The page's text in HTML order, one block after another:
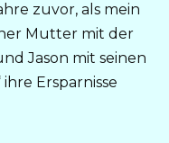
zuvor, als mein
Mutter mit der
Jason mit seinen
Ersparnisse